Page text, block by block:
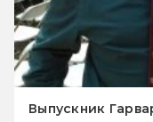
Выпускник